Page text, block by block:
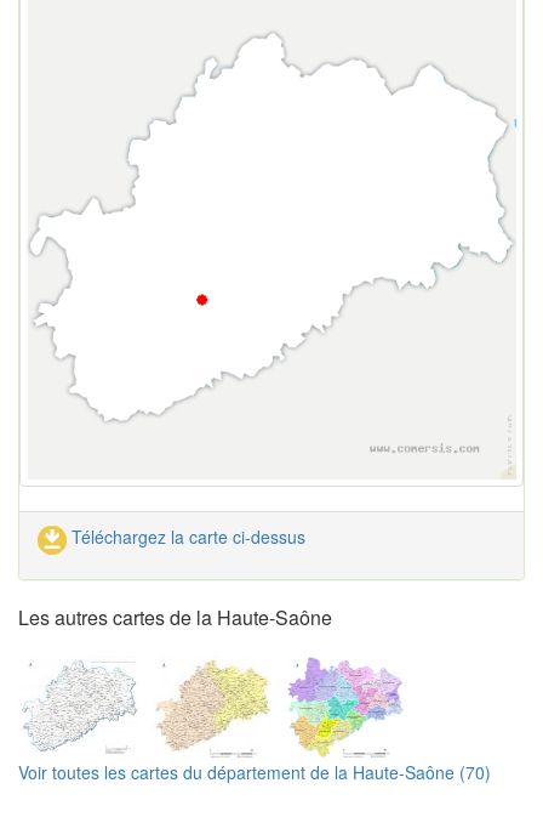
Téléchargez la carte ci-dessus
Les autres cartes de la Haute-Saône
Voir toutes les cartes du département de la Haute-Saône (70)